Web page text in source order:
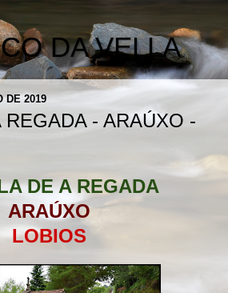
DA VELLA
DE 2019
REGADA - ARAÚXO -
DE A REGADA
ARAÚXO
LOBIOS